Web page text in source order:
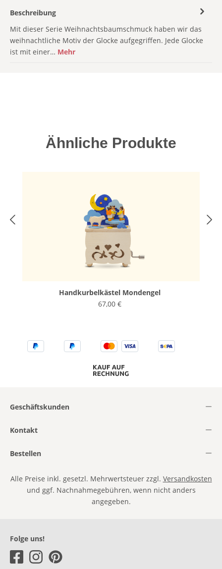
Beschreibung
Mit dieser Serie Weihnachtsbaumschmuck haben wir das
weihnachtliche Motiv der Glocke aufgegriffen. Jede Glocke
ist mit einer… Mehr
Produktgalerie überspringen
Ähnliche Produkte
Handkurbelkästel Mondengel
67,00 €
Geschäftskunden
Kontakt
Bestellen
Alle Preise inkl. gesetzl. Mehrwertsteuer zzgl. Versandkosten
und ggf. Nachnahmegebühren, wenn nicht anders
angegeben.
Folge uns!